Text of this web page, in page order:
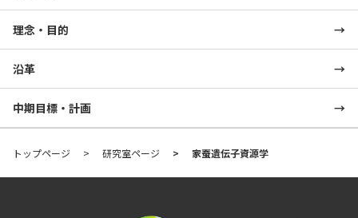
理念・目的
沿革
中期目標・計画
トップページ 研究室ページ 家蚕遺伝子資源学